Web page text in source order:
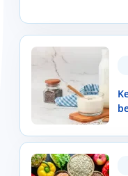
por um médico
Kefir: O que é e os
Será que a nova
Unidos da América